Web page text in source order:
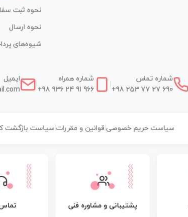
نحوه ثبت
نحوه ارسال
شیوه‌های
شماره تماس
+98 253 77 27 690
شماره همراه
+98 936 24 91 966
ایمیل
سیاست حریم خصوصی| قوانین و مقررات سیاست بازگشت
پشتیبانی و مشاوره فنی تماس